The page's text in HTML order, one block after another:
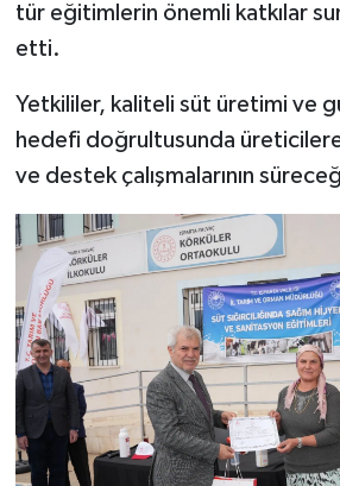
tür eğitimlerin önemli katkılar
etti.
Yetkililer, kaliteli süt üretimi ve
hedefi doğrultusunda
ve destek çalışmalarının